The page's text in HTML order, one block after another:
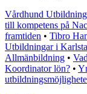
Vårdhund Utbildning
till kompetens på
framtiden • Tibro
Utbildningar i
Allmänbildning •
Koordinator lön? •